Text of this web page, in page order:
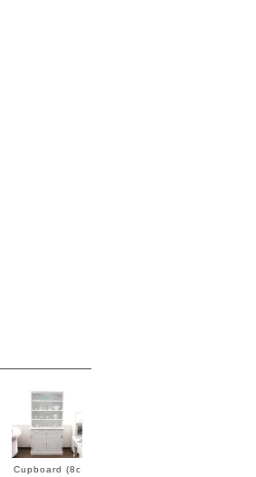
Cupboard (8c